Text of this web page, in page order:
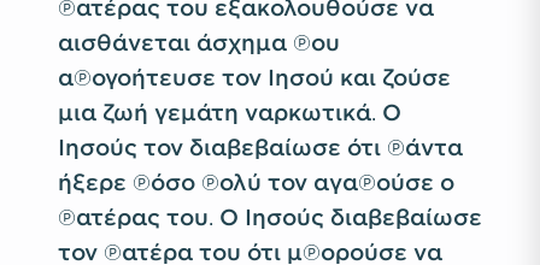
πατέρας του εξακολουθούσε να
αισθάνεται άσχημα που
απογοήτευσε τον Ιησού και ζούσε
μια ζωή γεμάτη ναρκωτικά. Ο
Ιησούς τον διαβεβαίωσε ότι πάντα
ήξερε πόσο πολύ τον αγαπούσε ο
πατέρας του. Ο Ιησούς διαβεβαίωσε
τον πατέρα του ότι μπορούσε να